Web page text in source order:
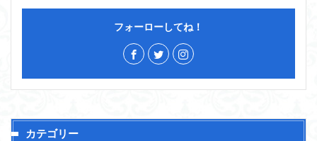
フォーローしてね！
カテゴリー